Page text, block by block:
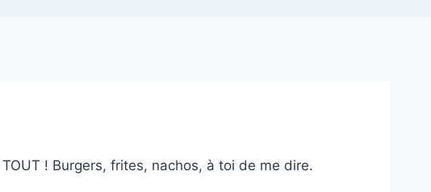
! Burgers, frites, nachos, à toi de me dire.